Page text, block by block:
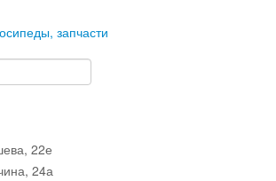
запчасти
22е
24а